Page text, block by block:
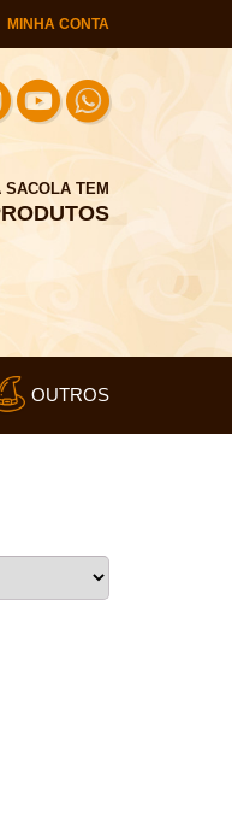
MINHA CONTA
SACOLA TEM
OUTROS